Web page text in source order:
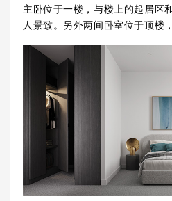
主卧位于一楼，与楼上的起居区
人景致。另外两间卧室位于顶楼